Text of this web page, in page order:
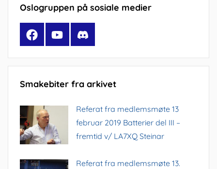
Oslogruppen på sosiale medier
FacebookYouTubeDiscord
Smakebiter fra arkivet
Referat fra medlemsmøte 13
februar 2019 Batterier del III –
fremtid v/ LA7XQ Steinar
Referat fra medlemsmøte 13.